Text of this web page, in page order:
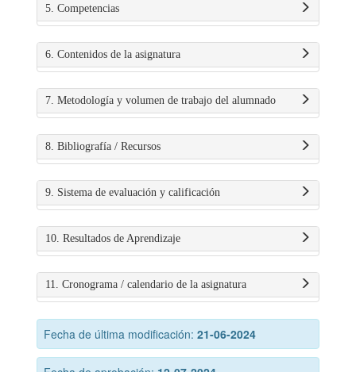
5. Competencias
6. Contenidos de la asignatura
7. Metodología y volumen de trabajo del alumnado
8. Bibliografía / Recursos
9. Sistema de evaluación y calificación
10. Resultados de Aprendizaje
11. Cronograma / calendario de la asignatura
Fecha de última modificación: 21-06-2024